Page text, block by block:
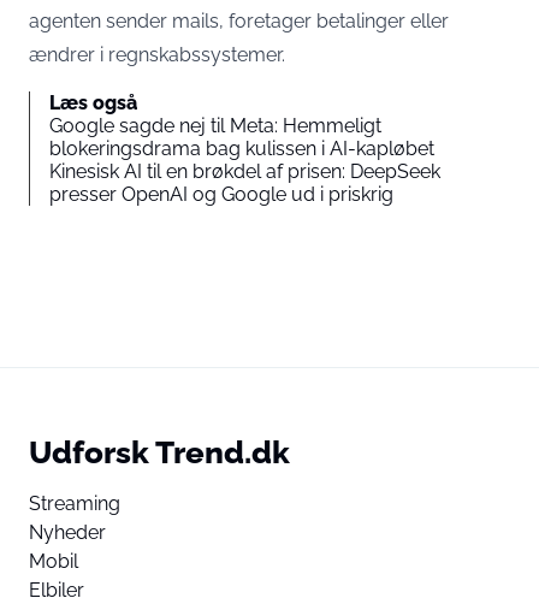
agenten sender mails, foretager betalinger eller
ændrer i regnskabssystemer.
Læs også
Google sagde nej til Meta: Hemmeligt
blokeringsdrama bag kulissen i AI-kapløbet
Kinesisk AI til en brøkdel af prisen: DeepSeek
presser OpenAI og Google ud i priskrig
Udforsk Trend.dk
Streaming
Nyheder
Mobil
Elbiler